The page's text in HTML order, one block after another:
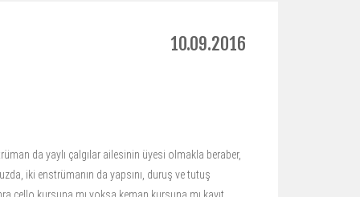
10.09.2016
da yaylı çalgılar ailesinin üyesi olmakla beraber,
iki enstrümanın da yapsını, duruş ve tutuş